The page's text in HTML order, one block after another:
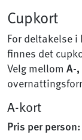
Cupkort
For deltakelse i
finnes det
Velg mellom A-
A-kort
Pris per